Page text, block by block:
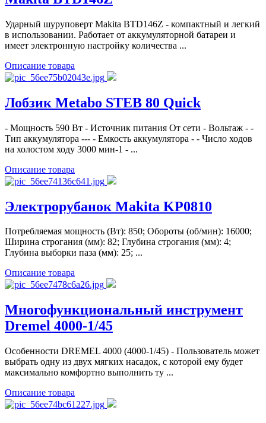
Ударный шуруповерт Makita BTD146Z - компактный и легкий
в использовании. Работает от аккумуляторной батареи и
имеет электронную настройку количества ...
Описание товара
Лобзик Metabo STEB 80 Quick
- Мощность 590 Вт - Источник питания От сети - Вольтаж - -
Тип аккумулятора --- - Емкость аккумулятора - - Число ходов
на холостом ходу 3000 мин-1 - ...
Описание товара
Электрорубанок Makita KP0810
Потребляемая мощность (Вт): 850; Обороты (об/мин): 16000;
Ширина строгания (мм): 82; Глубина строгания (мм): 4;
Глубина выборки паза (мм): 25; ...
Описание товара
Многофункциональный инструмент
Dremel 4000-1/45
Особенности DREMEL 4000 (4000-1/45) - Пользователь может
выбрать одну из двух мягких насадок, с которой ему будет
максимально комфортно выполнить ту ...
Описание товара